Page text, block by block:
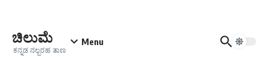
ಚಿಲುಮೆ
ಕನ್ನಡ ನಲ್ಬರಹ ತಾಣ
Menu